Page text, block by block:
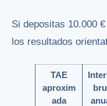
Si depositas 10.000
los resultados
TAE
aproxim
ada